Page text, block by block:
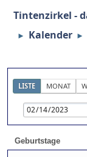
Tintenzirkel -
► Kalender ►
LISTE MONAT
Geburtstage